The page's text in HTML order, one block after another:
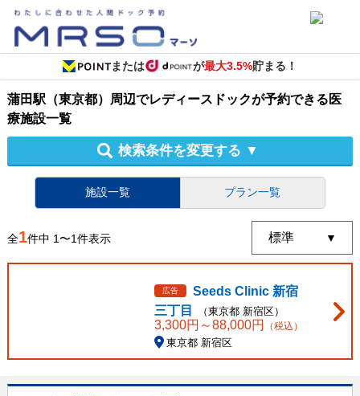
または が最大3.5%貯まる！
蒲田駅（東京都）周辺でレディースドックが予約できる医
療施設一覧
検索条件を変更する ▼
施設一覧 プラン一覧
全1件中 1〜1件表示
広告
Seeds Clinic 新宿
三丁目
（東京都 新宿区）
3,300円～88,000円 （税込）
東京都 新宿区